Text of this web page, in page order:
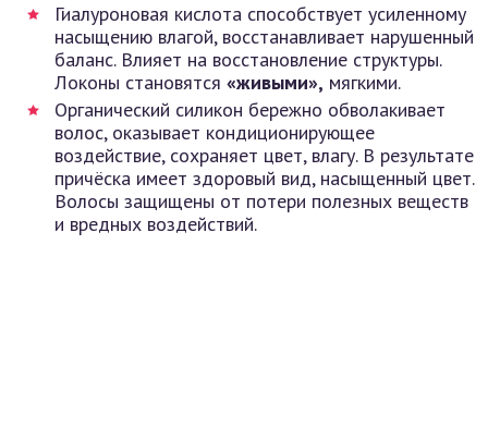
Гиалуроновая кислота способствует усиленному
насыщению влагой, восстанавливает нарушенный
баланс. Влияет на восстановление структуры.
Локоны становятся «живыми», мягкими.
Органический силикон бережно обволакивает
волос, оказывает кондиционирующее
воздействие, сохраняет цвет, влагу. В результате
причёска имеет здоровый вид, насыщенный цвет.
Волосы защищены от потери полезных веществ
и вредных воздействий.